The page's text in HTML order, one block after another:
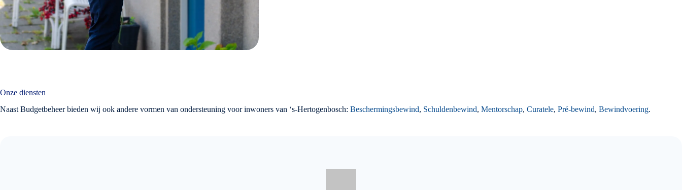
Onze diensten
Naast Budgetbeheer bieden wij ook andere vormen van ondersteuning voor inwoners van ‘s-Hertogenbosch: Beschermingsbewind, Schuldenbewind, Mentorschap, Curatele, Pré-bewind, Bewindvoering.